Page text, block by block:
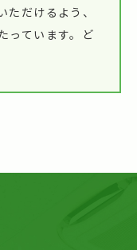
ただけるよう、
っています。ど